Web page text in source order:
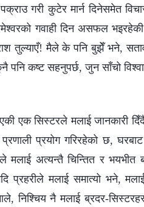
पक्राउ गरी कुटेर मार्न दिनेसमेत
गवाही दिन असफल
तुल्याएँ! मैले के पनि बुझेँ भने,
पनि कष्ट सहनुपर्छ, जुन साँचो
एक सिस्टरले मलाई जानकारी
प्रणाली प्रयोग गरिरहेको छ,
मलाई अत्यन्तै चिन्तित र
प्रहरीले मलाई समात्यो भने,
निश्चिय नै मलाई ब्रदर-